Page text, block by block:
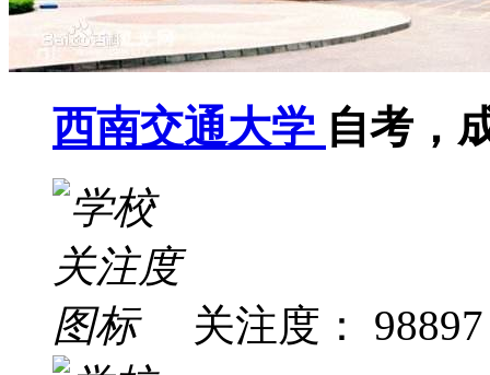
西南交通大学 自考，
关注度： 98897